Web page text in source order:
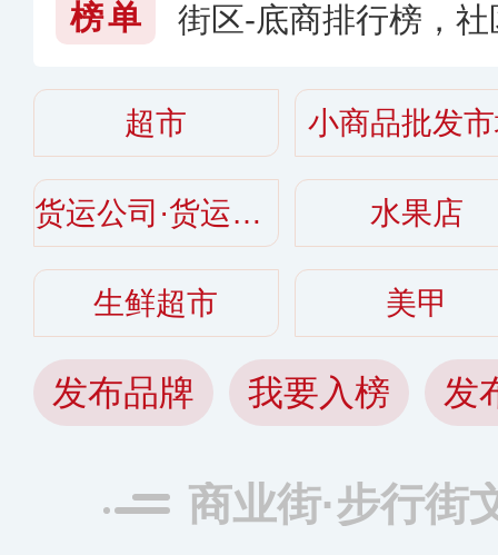
榜单
街区-底商排行榜，
超市 小商品批发
货运公司·货运平台 水果店
生鲜超市 美甲
发布品牌 我要入榜 发
商业街·步行街